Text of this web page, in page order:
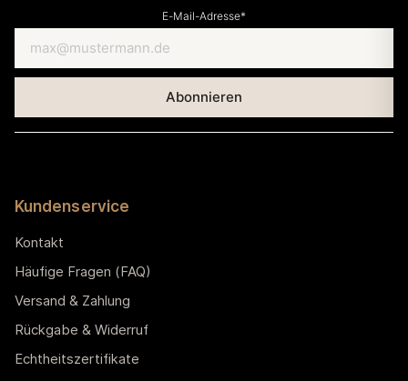
E-Mail-Adresse*
Kundenservice
Kontakt
Häufige Fragen (FAQ)
Versand & Zahlung
Rückgabe & Widerruf
Echtheitszertifikate